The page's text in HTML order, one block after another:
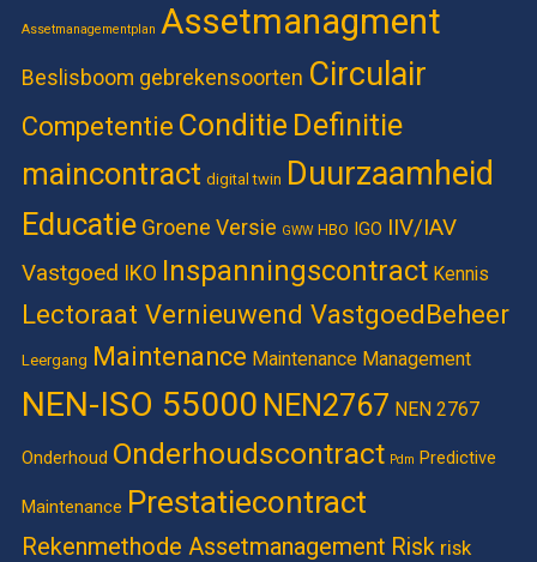
Assetmanagementplan Assetmanagment
Beslisboom gebrekensoorten Circulair
Competentie Conditie Definitie
maincontract digital twin Duurzaamheid
Educatie Groene Versie GWW HBO IGO IIV/IAV
Vastgoed IKO Inspanningscontract Kennis
Lectoraat Vernieuwend VastgoedBeheer
Leergang Maintenance Maintenance Management
NEN-ISO 55000 NEN2767 NEN 2767
Onderhoud Onderhoudscontract Pdm Predictive
Maintenance Prestatiecontract
Rekenmethode Assetmanagement Risk risk